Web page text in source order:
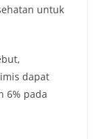
untuk
dapat
6% pada